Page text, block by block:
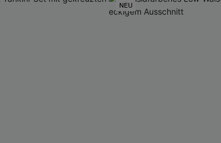
NEU